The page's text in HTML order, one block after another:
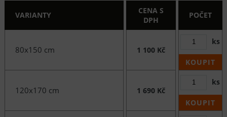
VARIANTY
CENA S
DPH
POČET
80x150 cm 1 100 Kč
ks
KOUPIT
120x170 cm 1 690 Kč
ks
KOUPIT